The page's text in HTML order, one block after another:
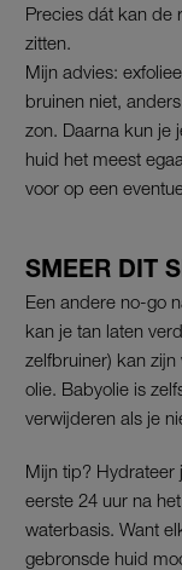
Precies dát kan de
zitten.
Mijn advies:
bruinen niet,
zon. Daarna kun je
huid het meest
voor op een
SMEER DIT
Een andere no-go
kan je tan laten
zelfbruiner) kan
olie. Babyolie is
verwijderen als je
Mijn tip? Hydrateer
eerste 24 uur na
waterbasis. Want
gebronsde huid